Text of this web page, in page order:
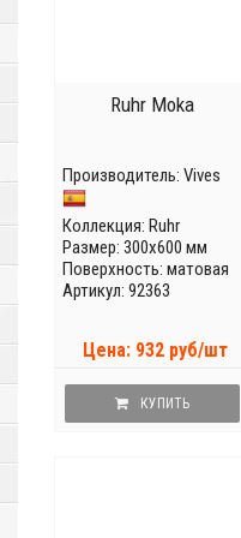
Ruhr Moka
Производитель: Vives
Коллекция: Ruhr
Размер: 300x600 мм
Поверхность: матовая
Артикул: 92363
Цена: 932 руб/шт
КУПИТЬ